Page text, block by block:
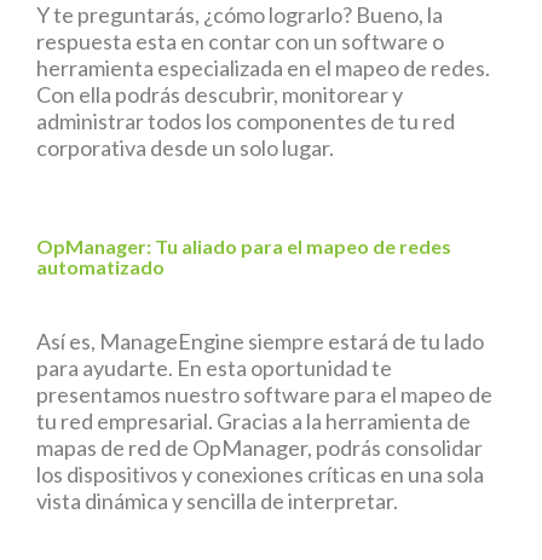
Y te preguntarás, ¿cómo lograrlo? Bueno, la
respuesta esta en contar con un software o
herramienta especializada en el mapeo de redes.
Con ella podrás descubrir, monitorear y
administrar todos los componentes de tu red
corporativa desde un solo lugar.
OpManager: Tu aliado para el mapeo de redes
automatizado
Así es, ManageEngine siempre estará de tu lado
para ayudarte. En esta oportunidad te
presentamos nuestro software para el mapeo de
tu red empresarial. Gracias a la herramienta de
mapas de red de OpManager, podrás consolidar
los dispositivos y conexiones críticas en una sola
vista dinámica y sencilla de interpretar.